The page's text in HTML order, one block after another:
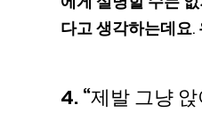
다고 생각하는데요.
4. “제발 그냥